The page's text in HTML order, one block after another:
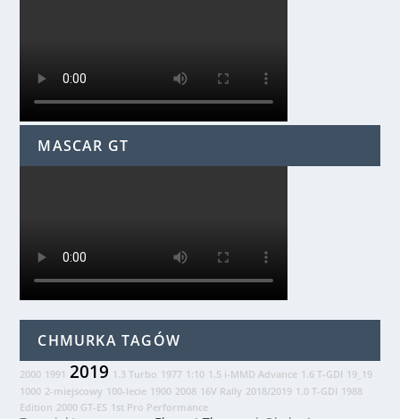
MASCAR GT
CHMURKA TAGÓW
2000 1991 2019 1.3 Turbo 1977 1:10 1.5 i-MMD Advance 1.6 T-GDI 19_19
1000 2-miejscowy 100-lecie 1900 2008 16V Rally 2018/2019 1.0 T-GDI 1988
Edition 2000 GT-ES 1st Pro Performance